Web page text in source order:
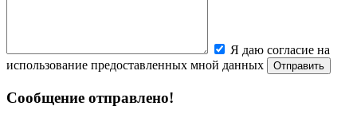
Я даю согласие на
использование предоставленных мной данных
Сообщение отправлено!